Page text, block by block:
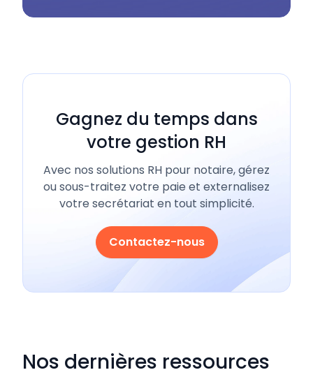
Gagnez du temps dans
votre gestion RH
Avec nos solutions RH pour notaire, gérez
ou sous-traitez votre paie et externalisez
votre secrétariat en tout simplicité.
Contactez-nous
Nos dernières ressources